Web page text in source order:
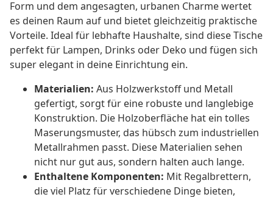
Form und dem angesagten, urbanen Charme wertet
es deinen Raum auf und bietet gleichzeitig praktische
Vorteile. Ideal für lebhafte Haushalte, sind diese Tische
perfekt für Lampen, Drinks oder Deko und fügen sich
super elegant in deine Einrichtung ein.
Materialien: Aus Holzwerkstoff und Metall
gefertigt, sorgt für eine robuste und langlebige
Konstruktion. Die Holzoberfläche hat ein tolles
Maserungsmuster, das hübsch zum industriellen
Metallrahmen passt. Diese Materialien sehen
nicht nur gut aus, sondern halten auch lange.
Enthaltene Komponenten: Mit Regalbrettern,
die viel Platz für verschiedene Dinge bieten,